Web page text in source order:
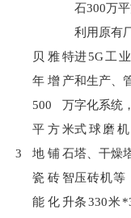
石300万平
3
贝雅特
年增产
500万
平方米
地铺石
瓷砖智
能化升
利用原有
进5G工
和生产、
字化系统
式球磨
塔、干燥
压砖机等
条330米